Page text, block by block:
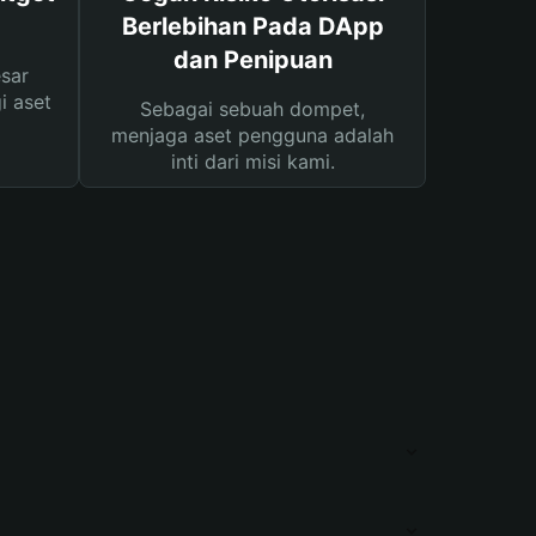
aset
Berlebihan Pada DApp
dan Penipuan
Sebagai sebuah dompet,
menjaga aset pengguna adalah
inti dari misi kami.